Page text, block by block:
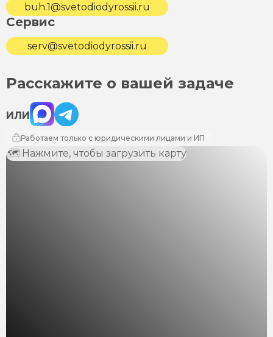
buh.1@svetodiodyrossii.ru
Сервис
serv@svetodiodyrossii.ru
Расскажите о вашей задаче
ИЛИ
Max Telegram
Работаем только с юридическими лицами и ИП
🗺 Нажмите, чтобы загрузить карту